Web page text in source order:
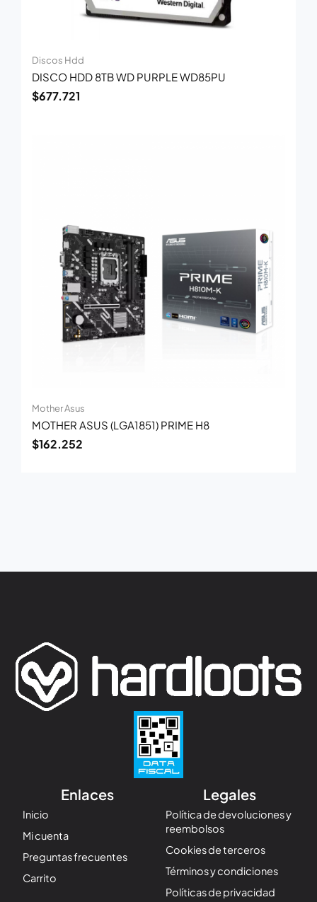
Discos Hdd
DISCO HDD 8TB WD PURPLE WD85PU
$677.721
Mother Asus
MOTHER ASUS (LGA1851) PRIME H8
$162.252
Enlaces
Inicio
Mi cuenta
Preguntas frecuentes
Carrito
Legales
Política de devoluciones y
reembolsos
Cookies de terceros
Términos y condiciones
Políticas de privacidad